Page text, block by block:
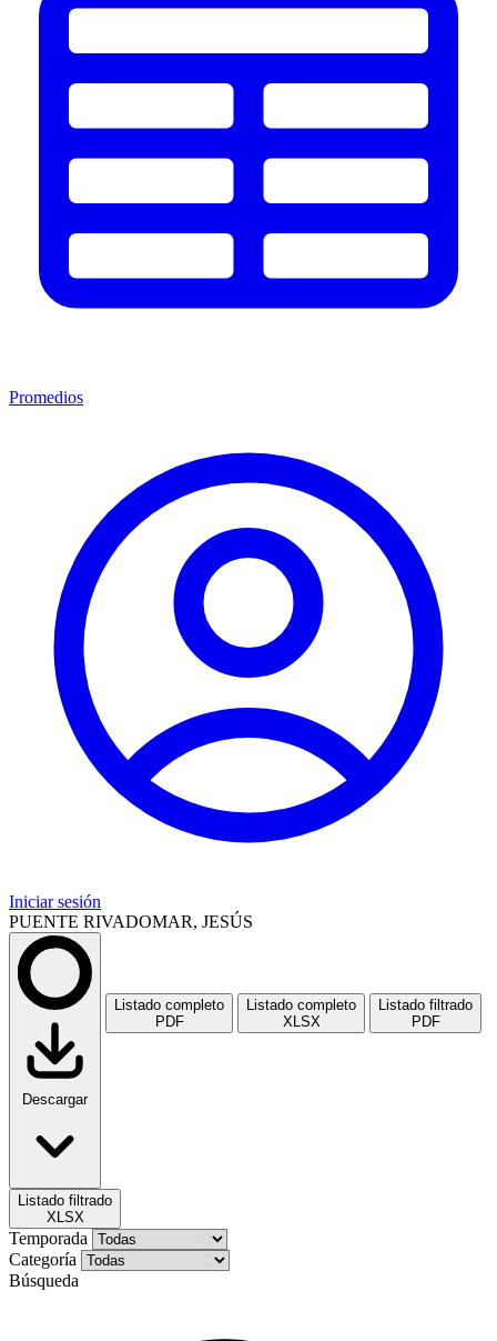
Promedios
Iniciar sesión
PUENTE RIVADOMAR, JESÚS
Descargar
Listado completo
PDF
Listado completo
XLSX
Listado filtrado
PDF
Listado filtrado
XLSX
Temporada
Categoría
Búsqueda